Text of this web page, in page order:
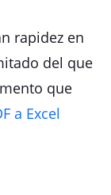
rapidez en
del que
que
a Excel